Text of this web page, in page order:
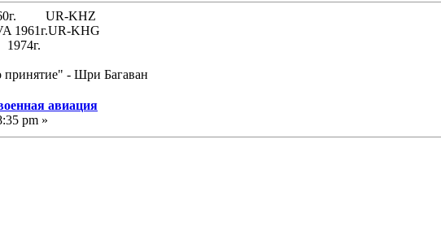
UR-KHZ
KHG
принятие" - Шри Багаван
авиация
pm »